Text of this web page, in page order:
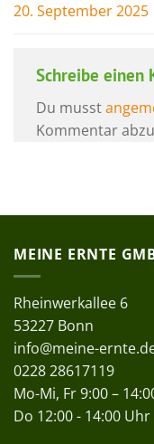
20. September 2025
Schreibe einen
Du musst
Kommentar
MEINE ERNTE
Rheinwerkallee 6
53227 Bonn
info@meine-
0228 28617119
Mo-Mi, Fr 9:00 –
Do 12:00 - 14:00 Uhr